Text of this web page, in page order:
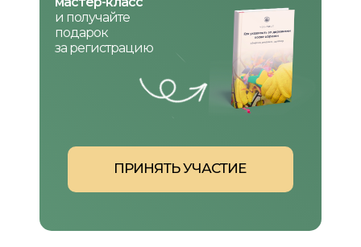
и получайте
подарок
за регистрацию
ПРИНЯТЬ УЧАСТИЕ